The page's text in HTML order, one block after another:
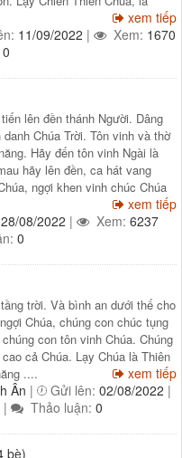
xem tiếp
11/09/2022 | Xem: 1670
0
lên đền thánh Người. Dâng
Chúa Trời. Tôn vinh và thờ
Hãy đến tôn vinh Ngài là
hãy lên đền, ca hát vang
ngợi khen vinh chúc Chúa
xem tiếp
28/08/2022 | Xem: 6237
0
trời. Và bình an dưới thế cho
Chúa, chúng con chúc tụng
con tôn vinh Chúa. Chúng
cả Chúa. Lạy Chúa là Thiên
....
xem tiếp
Ân | Gửi lên: 02/08/2022 |
| Thảo luận: 0
bè)